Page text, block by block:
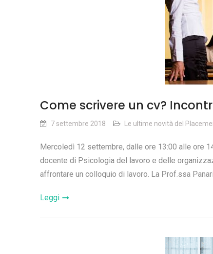
Come scrivere un cv?
7 settembre 2018 Le ultime novità del
Mercoledì 12 settembre, dalle ore 13:00 alle ore
docente di Psicologia del lavoro e delle
affrontare un colloquio di lavoro. La Prof.ssa
Leggi